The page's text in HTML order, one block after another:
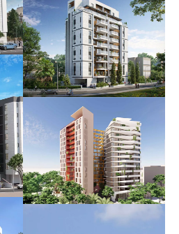
לשם – מלון בוטיק
עתידי
וינגייט 10-12
אוכלס